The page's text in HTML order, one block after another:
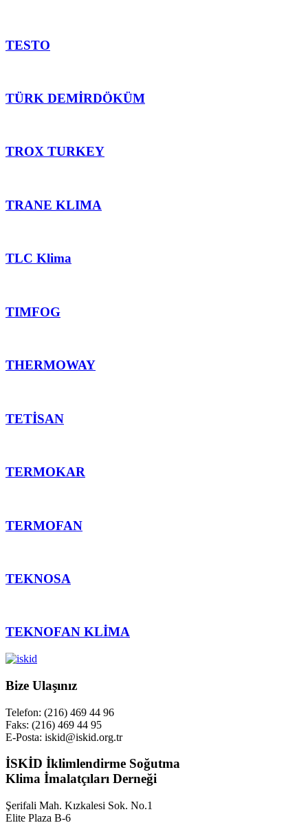
TESTO
TÜRK DEMİRDÖKÜM
TROX TURKEY
TRANE KLIMA
TLC Klima
TIMFOG
THERMOWAY
TETİSAN
TERMOKAR
TERMOFAN
TEKNOSA
TEKNOFAN KLİMA
Bize Ulaşınız
Telefon: (216) 469 44 96
Faks: (216) 469 44 95
E-Posta: iskid@iskid.org.tr
İSKİD İklimlendirme Soğutma
Klima İmalatçıları Derneği
Şerifali Mah. Kızkalesi Sok. No.1
Elite Plaza B-6